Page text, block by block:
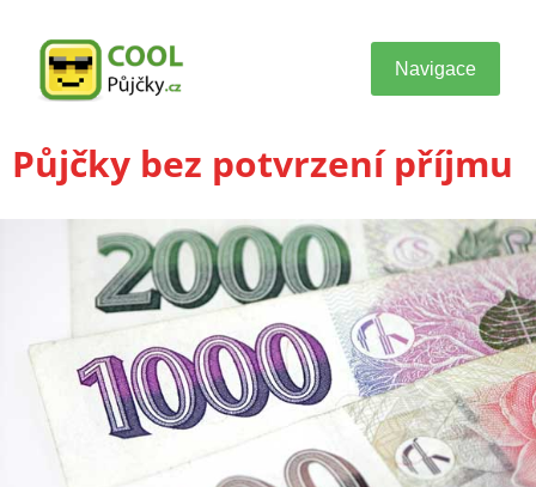
Navigace
Půjčky bez potvrzení příjmu